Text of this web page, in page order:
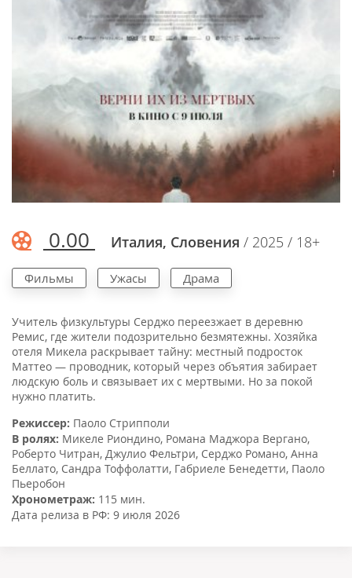
0.00 Италия, Словения / 2025 / 18+
Фильмы Ужасы Драма
Учитель физкультуры Серджо переезжает в деревню
Ремис, где жители подозрительно безмятежны. Хозяйка
отеля Микела раскрывает тайну: местный подросток
Маттео — проводник, который через объятия забирает
людскую боль и связывает их с мертвыми. Но за покой
нужно платить.
Режиссер: Паоло Стрипполи
В ролях: Микеле Риондино, Романа Маджора Вергано,
Роберто Читран, Джулио Фельтри, Серджо Романо, Анна
Беллато, Сандра Тоффолатти, Габриеле Бенедетти, Паоло
Пьеробон
Хронометраж: 115 мин.
Дата релиза в РФ: 9 июля 2026